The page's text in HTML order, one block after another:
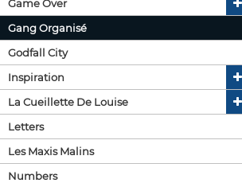
Game Over
Gang Organisé
Godfall City
Inspiration
La Cueillette De Louise
Letters
Les Maxis Malins
Numbers